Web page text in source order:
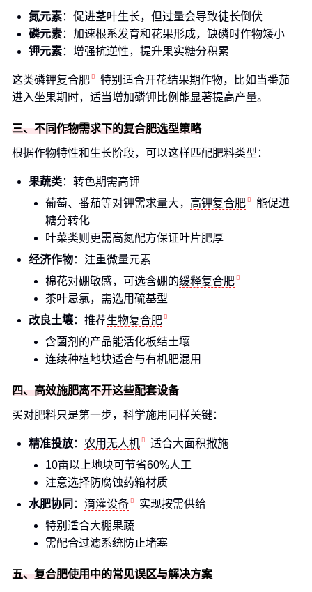
氮元素：促进茎叶生长，但过量会导致徒长倒伏
磷元素：加速根系发育和花果形成，缺磷时作物矮小
钾元素：增强抗逆性，提升果实糖分积累
这类磷钾复合肥
特别适合开花结果期作物，比如当番茄
进入坐果期时，适当增加磷钾比例能显著提高产量。
三、不同作物需求下的复合肥选型策略
根据作物特性和生长阶段，可以这样匹配肥料类型：
果蔬类：转色期需高钾
葡萄、番茄等对钾需求量大， 高钾复合肥
能促进
糖分转化
叶菜类则更需高氮配方保证叶片肥厚
经济作物：注重微量元素
棉花对硼敏感，可选含硼的缓释复合肥
茶叶忌氯，需选用硫基型
改良土壤：推荐生物复合肥
含菌剂的产品能活化板结土壤
连续种植地块适合与有机肥混用
四、高效施肥离不开这些配套设备
买对肥料只是第一步，科学施用同样关键：
精准投放： 农用无人机
适合大面积撒施
10亩以上地块可节省60%人工
注意选择防腐蚀药箱材质
水肥协同 ： 滴灌设备
实现按需供给
特别适合大棚果蔬
需配合过滤系统防止堵塞
五、复合肥使用中的常见误区与解决方案